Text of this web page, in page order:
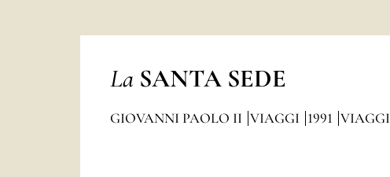
La SANTA SEDE
GIOVANNI PAOLO II VIAGGI 1991 VIAGGI